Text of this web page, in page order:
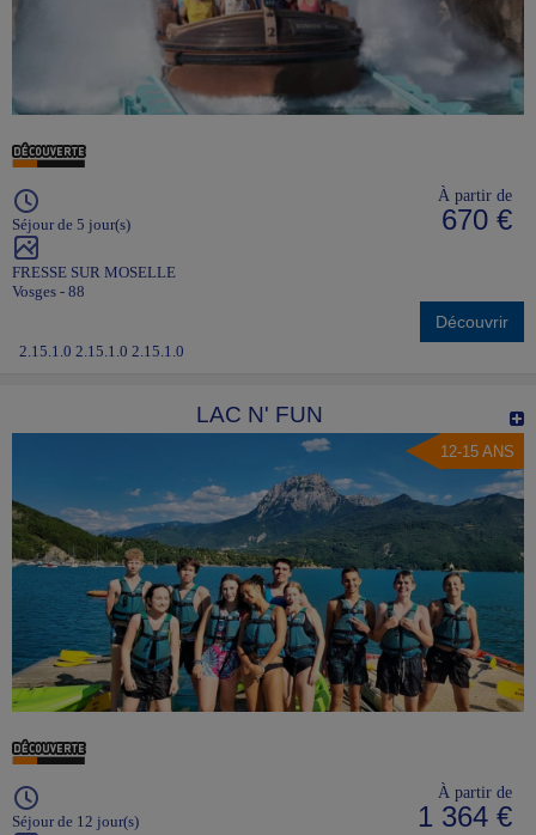
Séjour de 5 jour(s)
FRESSE SUR MOSELLE
Vosges - 88
À partir de
670 €
Découvrir
2.15.1.0 2.15.1.0 2.15.1.0
LAC N' FUN
12-15 ANS
Séjour de 12 jour(s)
À partir de
1 364 €